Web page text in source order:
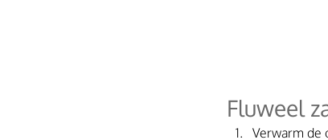
Fluweel
Verwarm de